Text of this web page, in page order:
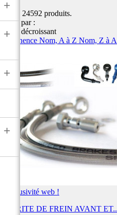
+
+
+
+
Il y a 24592 produits.
Trier par :
Prix, décroissant
Pertinence Nom, A à Z Nom, Z à A
Exclusivité web !
DURITE DE FREIN AVANT